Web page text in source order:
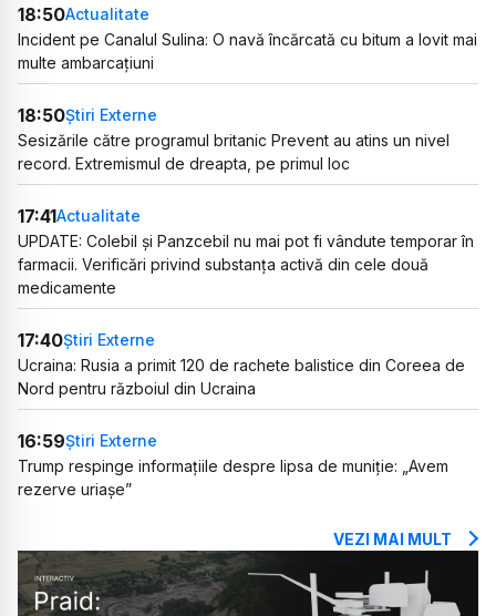
18:50Actualitate
Incident pe Canalul Sulina: O navă încărcată cu bitum a lovit mai
multe ambarcațiuni
18:50Știri Externe
Sesizările către programul britanic Prevent au atins un nivel
record. Extremismul de dreapta, pe primul loc
17:41Actualitate
UPDATE: Colebil și Panzcebil nu mai pot fi vândute temporar în
farmacii. Verificări privind substanța activă din cele două
medicamente
17:40Știri Externe
Ucraina: Rusia a primit 120 de rachete balistice din Coreea de
Nord pentru războiul din Ucraina
16:59Știri Externe
Trump respinge informațiile despre lipsa de muniție: „Avem
rezerve uriașe”
VEZI MAI MULT